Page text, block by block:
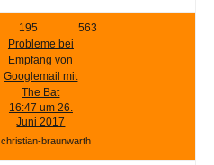
195
563
Probleme bei
Empfang von
Googlemail mit
The Bat
16:47 um 26.
Juni 2017
christian-braunwarth